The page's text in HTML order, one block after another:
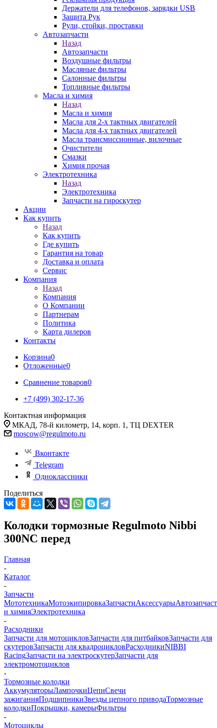
Держатели для телефонов, зарядки USB
Защита Рук
Рули, стойки, проставки
Автозапчасти
Назад
Автозапчасти
Воздушные фильтры
Масляные фильтры
Салонные фильтры
Топливные фильтры
Масла и химия
Назад
Масла и химия
Масла для 2-х тактных двигателей
Масла для 4-х тактных двигателей
Масла трансмиссионные, вилочные
Очистители
Смазки
Химия прочая
Электротехника
Назад
Электротехника
Запчасти на гироскутер
Акции
Как купить
Назад
Как купить
Где купить
Гарантия на товар
Доставка и оплата
Сервис
Компания
Назад
Компания
О Компании
Партнерам
Политика
Карта дилеров
Контакты
Корзина0
Отложенные0
Сравнение товаров0
+7 (499) 302-17-36
Контактная информация
МКАД, 78-й километр, 14, корп. 1, ТЦ DEXTER
moscow@regulmoto.ru
Вконтакте
Telegram
Одноклассники
Поделиться
Колодки тормозные Regulmoto Nibbi
300NC перед
Главная
-
Каталог
-
Запчасти
МототехникаМотоэкипировкаЗапчастиАксессуары
и химияЭлектротехника
-
Расходники
Запчасти для мотоцикловЗапчасти для питбайковЗапчасти для
скутеровЗапчасти для квадроцикловРасходникиNIBBI
RacingЗапчасти на электроскутерЗапчасти для
электромотоциклов
-
Тормозные колодки
АккумуляторыЛампочкиЦепиСвечи
зажиганияПодшипникиЗвезды цепного приводаТормозные
колодкиПокрышки, камерыФильтры
-
Мотоциклы